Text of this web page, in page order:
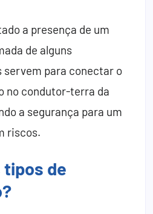
a presença de um
de alguns
servem para conectar o
no condutor-terra da
a segurança para um
riscos.
tipos de